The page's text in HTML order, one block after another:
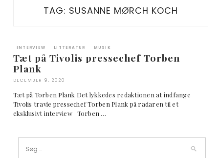
TAG: SUSANNE MØRCH KOCH
INTERVIEW LITTERATUR MUSIK
Tæt på Tivolis pressechef Torben
Plank
DECEMBER 9, 2020
Tæt på Torben Plank Det lykkedes redaktionen at indfange
Tivolis travle pressechef Torben Plank på radaren til et
eksklusivt interview Torben …